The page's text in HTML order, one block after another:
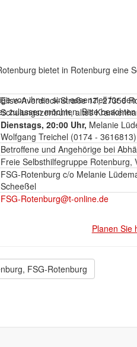
bietet in Rotenburg eine
Elise-Averdieck-Straße 17, 27356
Schulungszentrum, altes
Dienstags, 20:00 Uhr, Melanie
Wolfgang Treichel (0174 - 3616813)
Betroffene und Angehörige bei
Freie Selbsthilfegruppe Rotenburg,
FSG-Rotenburg c/o Melanie
Scheeßel
FSG-Rotenburg@t-online.de
Planen Sie
FSG-Rotenburg
von ihnen sind essenziell für
zulassen möchten. Bitte